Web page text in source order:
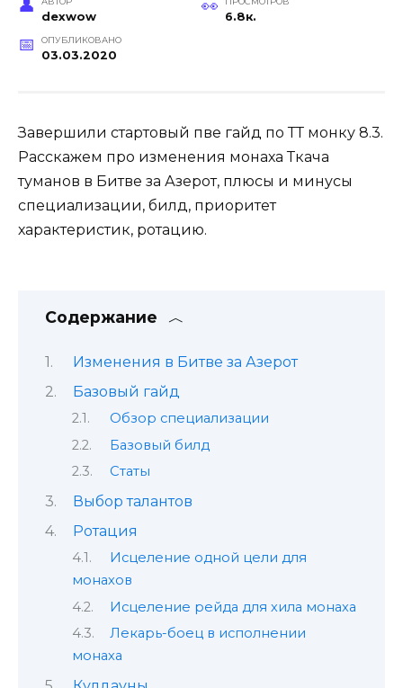
dexwow 6.8к.
ОПУБЛИКОВАНО
03.03.2020
Завершили стартовый пве гайд по ТТ монку 8.3.
Расскажем про изменения монаха Ткача
туманов в Битве за Азерот, плюсы и минусы
специализации, билд, приоритет
характеристик, ротацию.
Содержание
Изменения в Битве за Азерот
Базовый гайд
Обзор специализации
Базовый билд
Статы
Выбор талантов
Ротация
Исцеление одной цели для
монахов
Исцеление рейда для хила монаха
Лекарь-боец в исполнении
монаха